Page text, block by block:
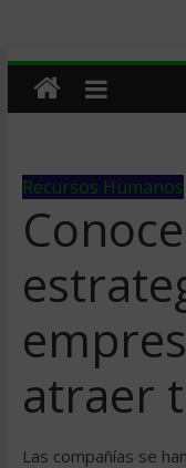
Recursos Humanos
atraer
Las compañías se